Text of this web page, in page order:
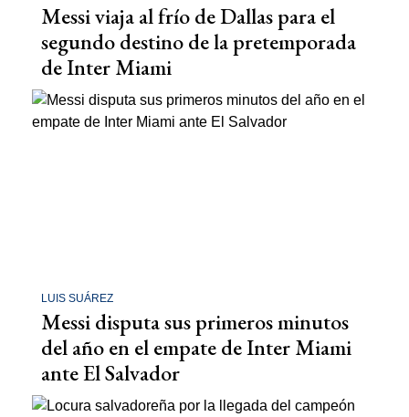
Messi viaja al frío de Dallas para el
segundo destino de la pretemporada
de Inter Miami
LUIS SUÁREZ
Messi disputa sus primeros minutos
del año en el empate de Inter Miami
ante El Salvador